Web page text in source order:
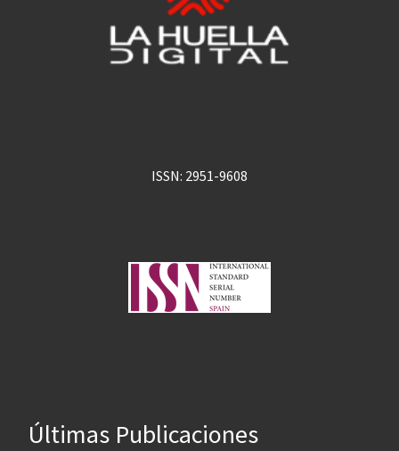
ISSN: 2951-9608
Últimas Publicaciones